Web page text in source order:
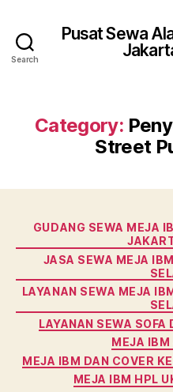
Search
Pusat Sewa
Category:
Street
GUDANG SEWA MEJA
JASA SEWA MEJA
LAYANAN SEWA MEJA
LAYANAN SEWA
MEJA
MEJA IBM DAN COVER
MEJA IBM HPL